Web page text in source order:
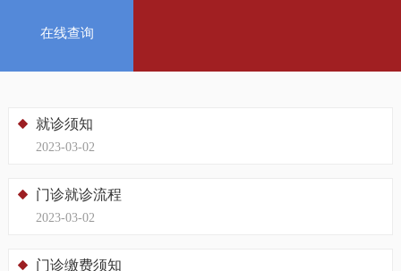
在线查询
就诊须知
2023-03-02
门诊就诊流程
2023-03-02
门诊缴费须知